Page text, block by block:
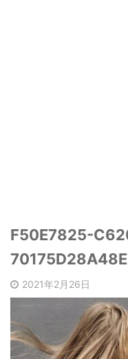
F50E7825-
70175D28A48E
2021年2月26日